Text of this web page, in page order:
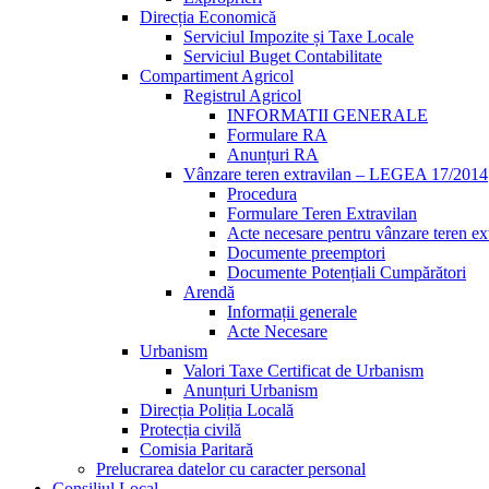
Direcția Economică
Serviciul Impozite și Taxe Locale
Serviciul Buget Contabilitate
Compartiment Agricol
Registrul Agricol
INFORMATII GENERALE
Formulare RA
Anunțuri RA
Vânzare teren extravilan – LEGEA 17/2014
Procedura
Formulare Teren Extravilan
Acte necesare pentru vânzare teren
Documente preemptori
Documente Potențiali Cumpărători
Arendă
Informații generale
Acte Necesare
Urbanism
Valori Taxe Certificat de Urbanism
Anunțuri Urbanism
Direcția Poliția Locală
Protecția civilă
Comisia Paritară
Prelucrarea datelor cu caracter personal